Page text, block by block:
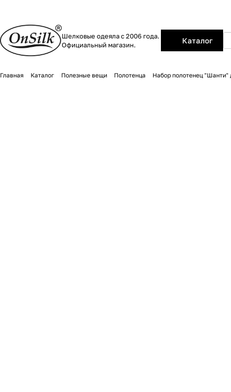
Шелковые одеяла с 2006 года.
Официальный магазин.
Каталог
Главная Каталог Полезные вещи Полотенца Набор полотенец "Шанти"